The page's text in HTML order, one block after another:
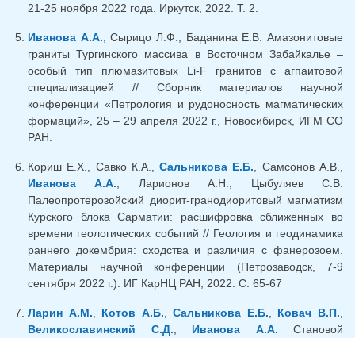
21-25 ноября 2022 года. Иркутск, 2022. Т. 2.
Иванова А.А. , Сырицо Л.Ф., Баданина Е.В. Амазонитовые
граниты Тургинского массива в Восточном Забайкалье –
особый тип плюмазитовых Li-F гранитов с агпаитовой
специализацией // Сборник материалов научной
конференции «Петрология и рудоносность магматических
формаций», 25 – 29 апреля 2022 г., Новосибирск, ИГМ СО
РАН.
Кориш Е.Х., Савко К.А.,Сальникова Е.Б. , Самсонов А.В.,
Иванова А.А. , Ларионов А.Н., Цыбуляев С.В.
Палеопротерозойский диорит-гранодиоритовый магматизм
Курского блока Сарматии: расшифровка сближенных во
времени геологических событий // Геология и геодинамика
раннего докембрия: сходства и различия с фанерозоем.
Материалы научной конференции (Петрозаводск, 7-9
сентября 2022 г.). ИГ КарНЦ РАН, 2022. С. 65-67
Ларин А.М. Котов А.Б. ,Сальникова Е.Б. Ковач В.П.
Великославинский С.Д.
Иванова А.А. Cтановой